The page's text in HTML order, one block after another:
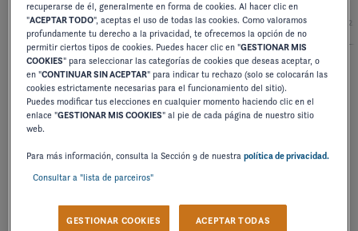
2027 2026 2025 2024
MANUAL DE USUARIO
FUNSHIP
DESCARGAR
MANUAL DE USUARIO
recuperarse de él, generalmente en forma de cookies. Al hacer clic en
"ACEPTAR TODO", aceptas el uso de todas las cookies. Como valoramos
profundamente tu derecho a la privacidad, te ofrecemos la opción de no
permitir ciertos tipos de cookies. Puedes hacer clic en "GESTIONAR MIS
COOKIES" para seleccionar las categorías de cookies que deseas aceptar, o
en "CONTINUAR SIN ACEPTAR" para indicar tu rechazo (solo se colocarán las
cookies estrictamente necesarias para el funcionamiento del sitio).
Puedes modificar tus elecciones en cualquier momento haciendo clic en el
enlace "GESTIONAR MIS COOKIES" al pie de cada página de nuestro sitio
web.
Para más información, consulta la Sección 9 de nuestrapolítica de privacidad.
Consultar a "lista de parceiros"
GESTIONAR COOKIES ACEPTAR TODAS